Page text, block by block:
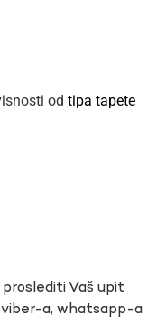
od tipa tapete
Vaš upit
a, whatsapp-a